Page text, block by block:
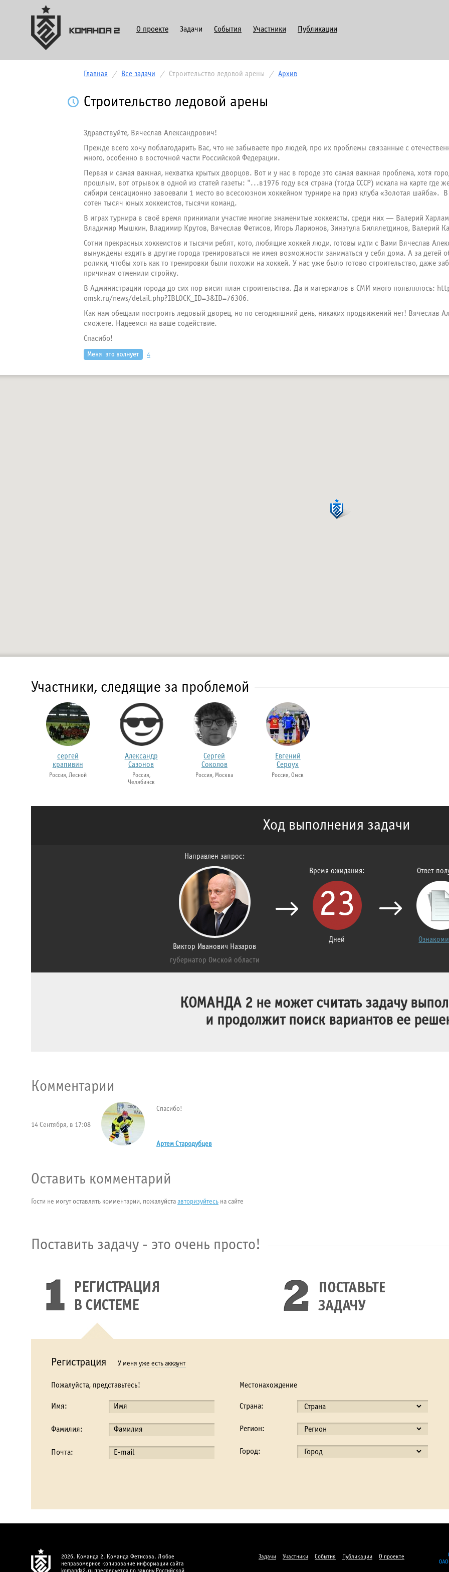
О проекте Задачи События Участники Публикации
Главная / Все задачи / Строительство ледовой арены / Архив
Строительство ледовой арены
Здравствуйте, Вячеслав Александрович!
Прежде всего хочу поблагодарить Вас, что не забываете про людей, про их проблемы связанные с
много, особенно в восточной части Российской Федерации.
Первая и самая важная, нехватка крытых дворцов. Вот и у нас в городе это самая важная проблема, хотя
прошлым, вот отрывок в одной из статей газеты: "...в1976 году вся страна (тогда СССР) искала на карте где
сибири сенсационно завоевали 1 место во всесоюзном хоккейном турнире на приз клуба «Золотая шайба».
сотен тысяч юных хоккеистов, тысячи команд.
В играх турнира в своё время принимали участие многие знаменитые хоккеисты, среди них — Валерий
Владимир Мышкин, Владимир Крутов, Вячеслав Фетисов, Игорь Ларионов, Зинэтула Билялетдинов, Валерий
Сотни прекрасных хоккеистов и тысячи ребят, кото, любящие хоккей люди, готовы идти с Вами Вячеслав
вынуждены ездить в другие города тренироваться не имея возможности заниматься у себя дома. А за детей
ролики, чтобы хоть как то тренировки были похожи на хоккей. У нас уже было готово строительство, даже
причинам отменили стройку.
В Администрации города до сих пор висит план строительства. Да и материалов в СМИ много появлялось:
omsk.ru/news/detail.php?IBLOCK_ID=3&ID=76306.
Как нам обещали построить ледовый дворец, но по сегодняшний день, никаких продвижений нет! Вячеслав
сможете. Надеемся на ваше содействие.
Спасибо!
4
Участники, следящие за проблемой
сергей
крапивин
Россия, Лесной
Александр
Сазонов
Россия,
Челябинск
Сергей
Соколов
Россия, Москва
Евгений
Сероух
Россия, Омск
Ход выполнения задачи
Направлен запрос:
Виктор Иванович Назаров
губернатор Омской области
Время ожидания:
23
Дней
Ответ
КОМАНДА 2 не может считать задачу
и продолжит поиск вариантов ее
Комментарии
14 Сентября, в 17:08
Спасибо!
Артем Стародубцев
Оставить комментарий
Гости не могут оставлять комментарии, пожалуйста авторизуйтесь на сайте
Поставить задачу - это очень просто!
Регистрация У меня уже есть аккаунт
Пожалуйста, представьтесь!
Имя:
Фамилия:
Почта:
Местонахождение
Страна:
Регион:
Город:
2026. Команда 2. Команда Фетисова. Любое
неправомерное копирование информации сайта
Задачи Участники События Публикации О проекте